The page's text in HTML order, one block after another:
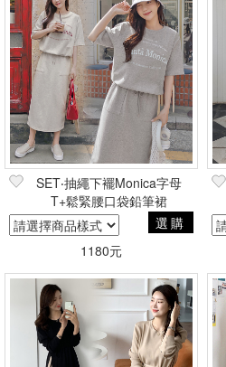
SET‧抽繩下襬Monica字母
T+鬆緊腰口袋鉛筆裙
選購
1180元